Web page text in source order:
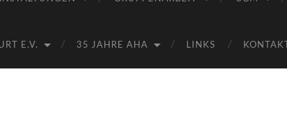
E.V. 35 JAHRE AHA LINKS KONTAKT